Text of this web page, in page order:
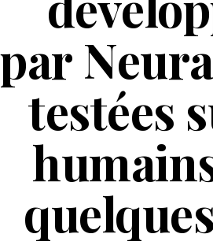
par
testées